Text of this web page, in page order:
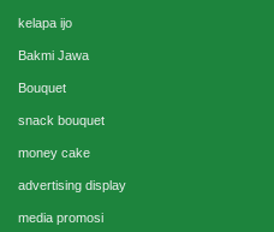
kelapa ijo
Bakmi Jawa
Bouquet
snack bouquet
money cake
advertising display
media promosi